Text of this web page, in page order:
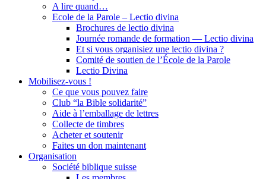
A lire quand…
Ecole de la Parole – Lectio divina
Brochures de lectio divina
Journée romande de formation — Lectio divina
Et si vous organisiez une lectio divina ?
Comité de soutien de l’École de la Parole
Lectio Divina
Mobilisez-vous !
Ce que vous pouvez faire
Club “la Bible solidarité”
Aide à l’emballage de lettres
Collecte de timbres
Acheter et soutenir
Faites un don maintenant
Organisation
Société biblique suisse